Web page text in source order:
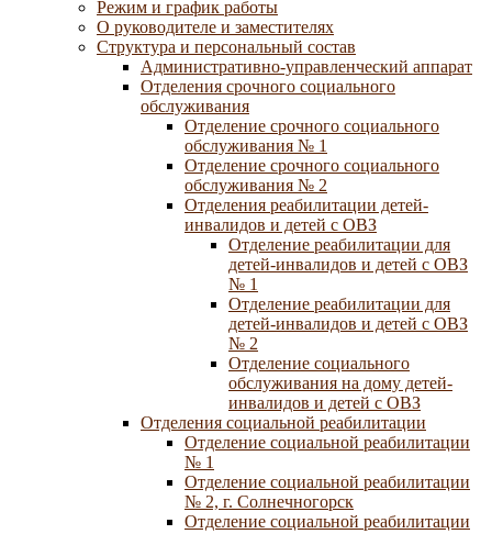
Режим и график работы
О руководителе и заместителях
Структура и персональный состав
Административно-управленческий аппарат
Отделения срочного социального
обслуживания
Отделение срочного социального
обслуживания № 1
Отделение срочного социального
обслуживания № 2
Отделения реабилитации детей-
инвалидов и детей с ОВЗ
Отделение реабилитации для
детей-инвалидов и детей с ОВЗ
№ 1
Отделение реабилитации для
детей-инвалидов и детей с ОВЗ
№ 2
Отделение социального
обслуживания на дому детей-
инвалидов и детей с ОВЗ
Отделения социальной реабилитации
Отделение социальной реабилитации
№ 1
Отделение социальной реабилитации
№ 2, г. Солнечногорск
Отделение социальной реабилитации